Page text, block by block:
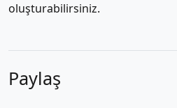
oluşturabilirsiniz.
Paylaş